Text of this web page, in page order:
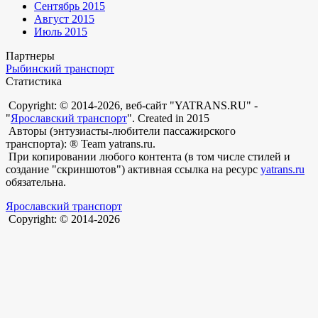
Сентябрь 2015
Август 2015
Июль 2015
Партнеры
Рыбинский транспорт
Статистика
Copyright: © 2014-2026, веб-сайт "YATRANS.RU" -
"Ярославский транспорт". Created in 2015
Авторы (энтузиасты-любители пассажирского
транспорта): ® Team yatrans.ru.
При копировании любого контента (в том числе стилей и
создание "скриншотов") активная ссылка на ресурс yatrans.ru
обязательна.
Ярославский транспорт
Copyright: © 2014-2026